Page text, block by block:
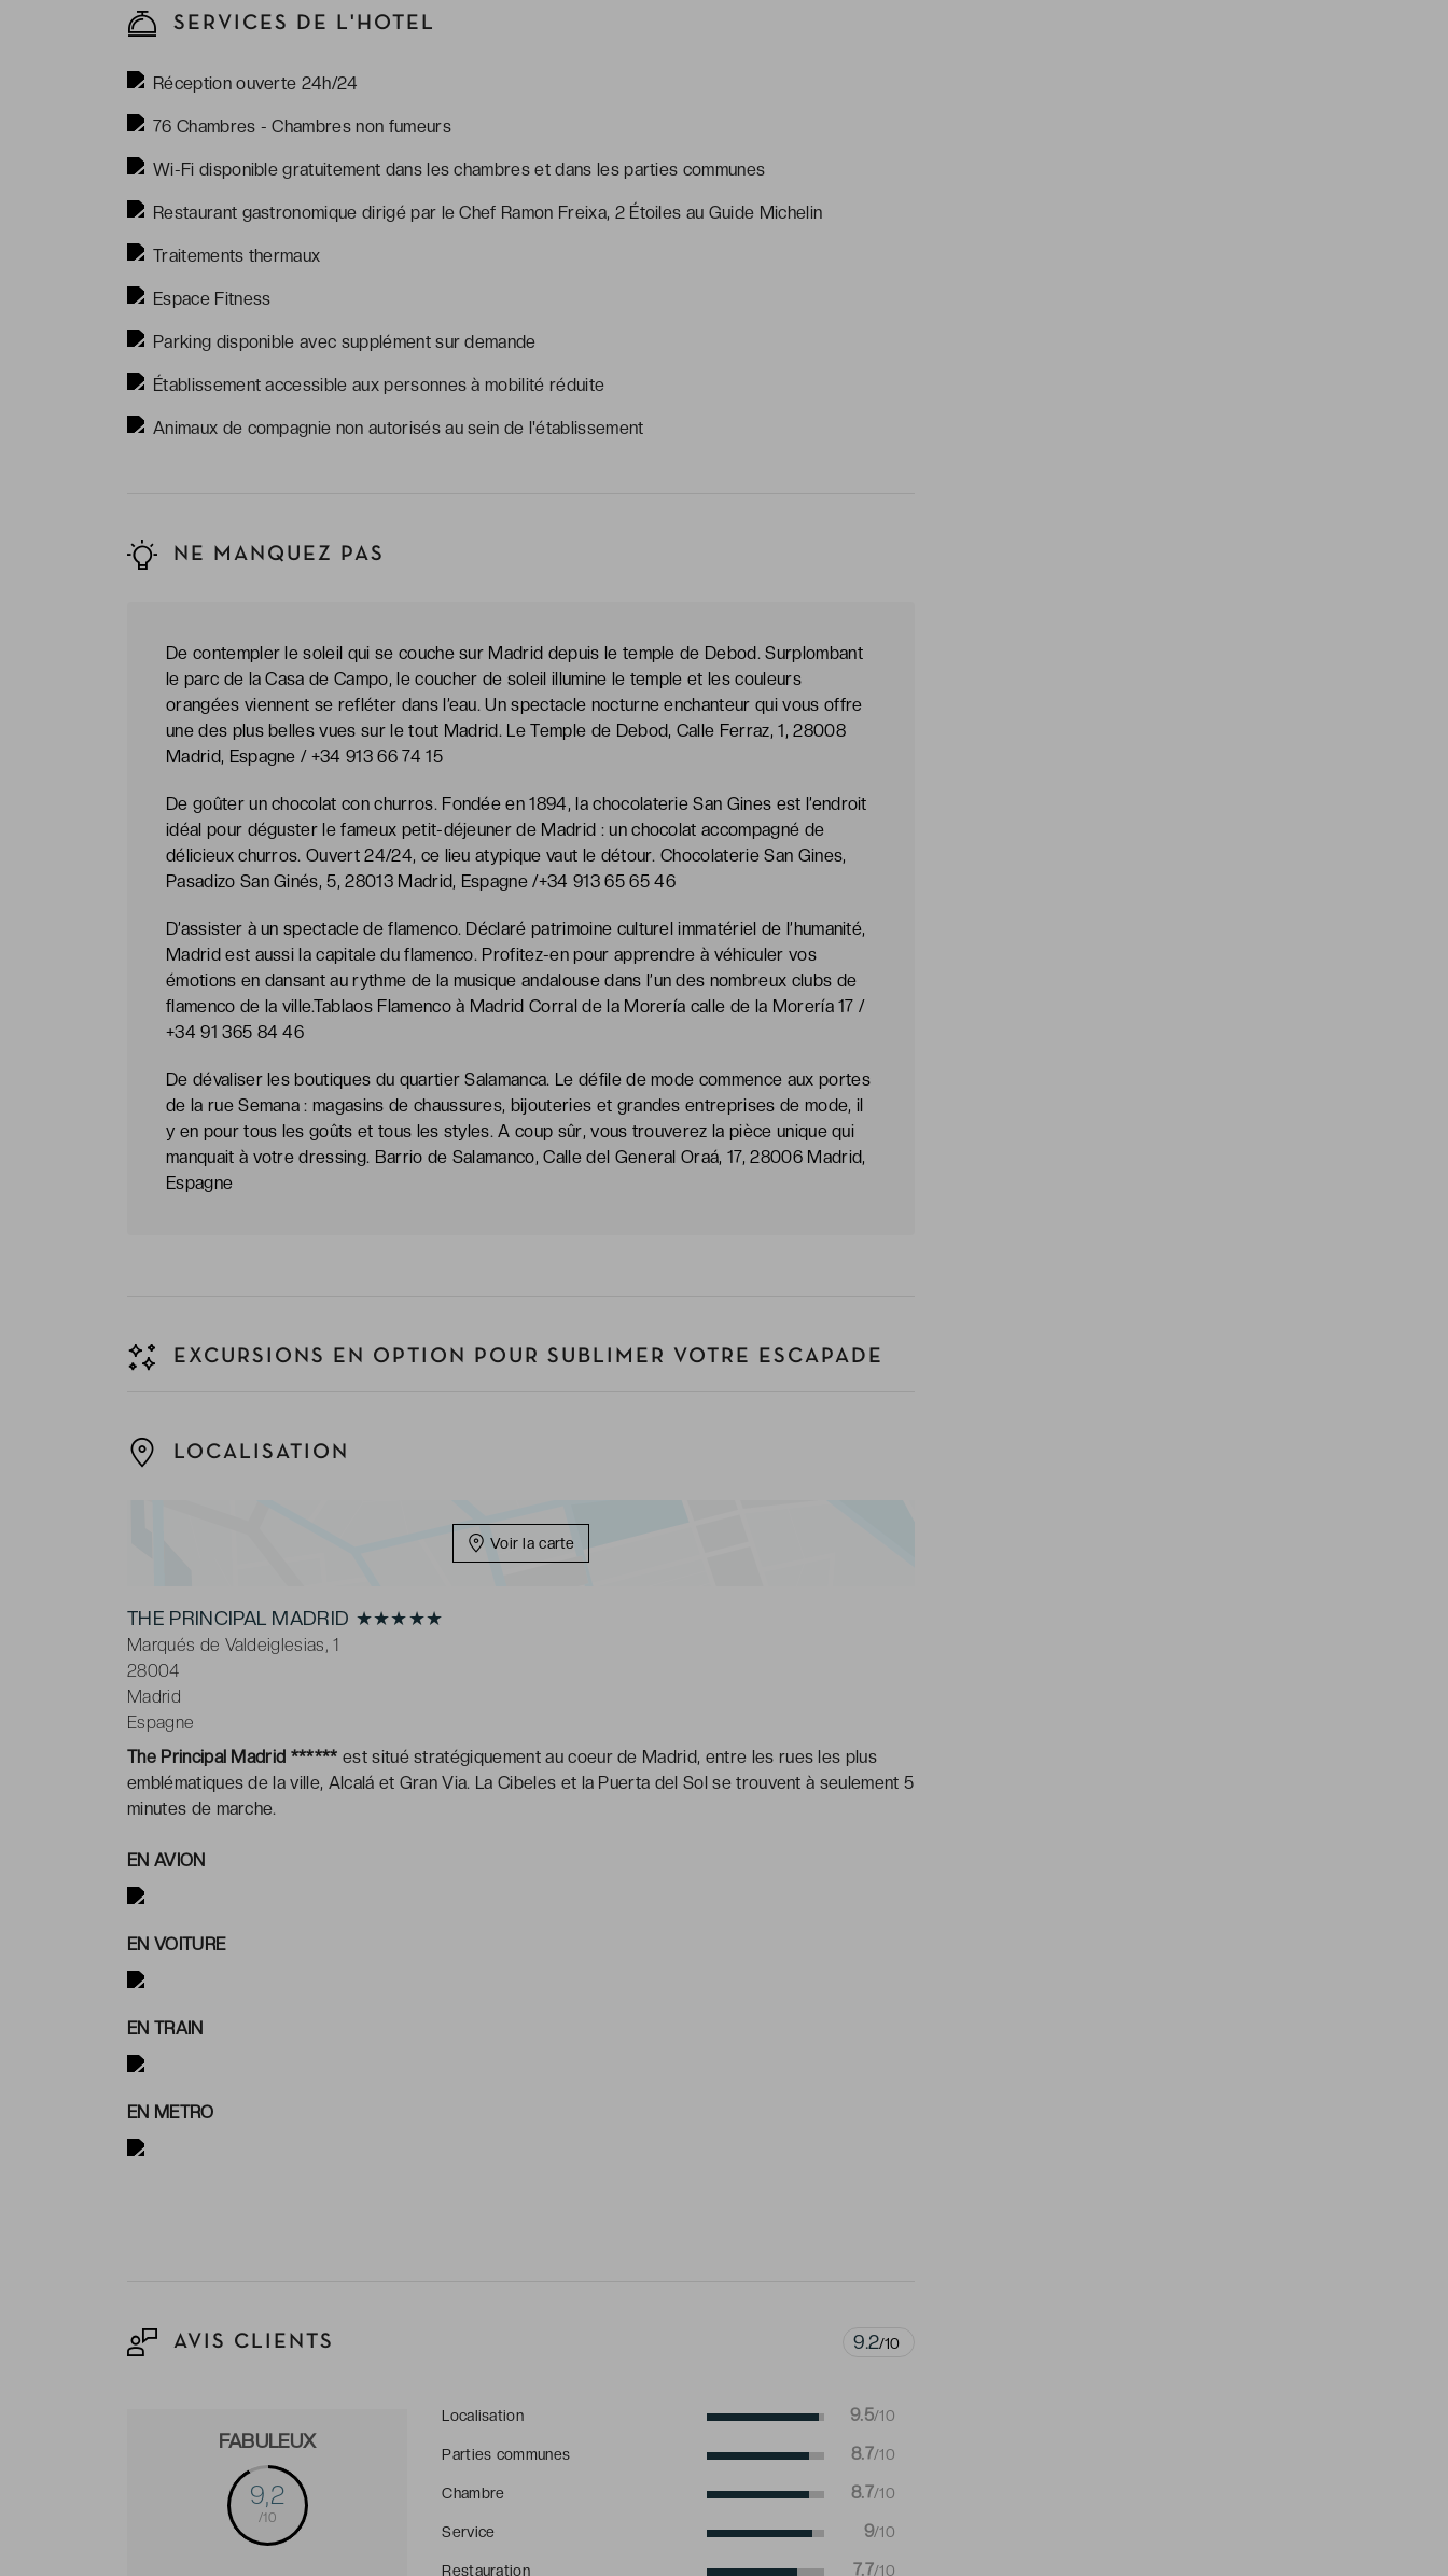
SERVICES DE L'HOTEL
Réception ouverte 24h/24
76 Chambres - Chambres non fumeurs
Wi-Fi disponible gratuitement dans les chambres et dans les parties communes
Restaurant gastronomique dirigé par le Chef Ramon Freixa, 2 Étoiles au Guide Michelin
Traitements thermaux
Espace Fitness
Parking disponible avec supplément sur demande
Établissement accessible aux personnes à mobilité réduite
Animaux de compagnie non autorisés au sein de l'établissement
NE MANQUEZ PAS
De contempler le soleil qui se couche sur Madrid depuis le temple de Debod. Surplombant
le parc de la Casa de Campo, le coucher de soleil illumine le temple et les couleurs
orangées viennent se refléter dans l’eau. Un spectacle nocturne enchanteur qui vous offre
une des plus belles vues sur le tout Madrid. Le Temple de Debod, Calle Ferraz, 1, 28008
Madrid, Espagne / +34 913 66 74 15
De goûter un chocolat con churros. Fondée en 1894, la chocolaterie San Gines est l’endroit
idéal pour déguster le fameux petit-déjeuner de Madrid : un chocolat accompagné de
délicieux churros. Ouvert 24/24, ce lieu atypique vaut le détour. Chocolaterie San Gines,
Pasadizo San Ginés, 5, 28013 Madrid, Espagne /+34 913 65 65 46
D’assister à un spectacle de flamenco. Déclaré patrimoine culturel immatériel de l’humanité,
Madrid est aussi la capitale du flamenco. Profitez-en pour apprendre à véhiculer vos
émotions en dansant au rythme de la musique andalouse dans l’un des nombreux clubs de
flamenco de la ville.Tablaos Flamenco à Madrid Corral de la Morería calle de la Morería 17 /
+34 91 365 84 46
De dévaliser les boutiques du quartier Salamanca. Le défile de mode commence aux portes
de la rue Semana : magasins de chaussures, bijouteries et grandes entreprises de mode, il
y en pour tous les goûts et tous les styles. A coup sûr, vous trouverez la pièce unique qui
manquait à votre dressing. Barrio de Salamanco, Calle del General Oraá, 17, 28006 Madrid,
Espagne
LOCALISATION
Voir la carte
THE PRINCIPAL MADRID ★★★★★
Marqués de Valdeiglesias, 1
28004
Madrid
Espagne
The Principal Madrid ****** est situé stratégiquement au coeur de Madrid, entre les rues les plus
emblématiques de la ville, Alcalá et Gran Via. La Cibeles et la Puerta del Sol se trouvent à seulement 5
minutes de marche.
EN AVION
EN VOITURE
EN TRAIN
EN METRO
AVIS CLIENTS 9.2/10
FABULEUX
9,2
/10
Localisation 9.5/10
Parties communes 8.7/10
Chambre 8.7/10
Service 9/10
Restauration 7.7/10
EXCURSIONS EN OPTION POUR SUBLIMER VOTRE ESCAPADE